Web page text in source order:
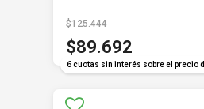
6 cuotas sin interés sobre el precio
$125.444
$89.692